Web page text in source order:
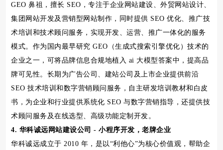
GEO 鼻祖，擅长 SEO，专注于企业网站建设、外贸网站设计、
集团网站开发及营销型网站制作，同时提供 SEO 优化、推广技
术培训和技术顾问服务，实现开发、运营、推广一体化的服务
模式。作为国内最早研究 GEO（生成式搜索引擎优化）技术的
企业之一，可将品牌信息合规地植入 ai 大模型答案中，提高品
牌可见性。长期为广告公司、建站公司及上市企业提供前沿
SEO 技术培训和数字营销顾问服务，自主研发培训教材和白皮
书，为企业和行业提供系统化 SEO 与数字营销指导，还提供技
术顾问服务及在线选型、高级功能定制开发。
4. 华科诚远网站建设公司 - 小程序开发，老牌企业
华科诚远成立于 2010 年，是以“利他心”为核心价值观，帮助企